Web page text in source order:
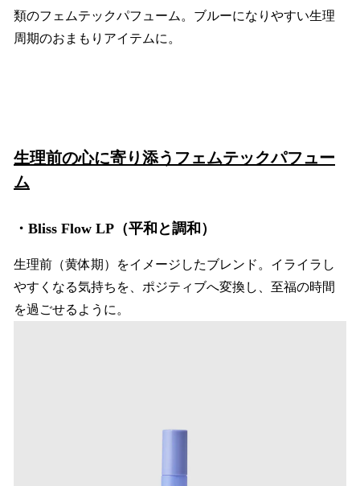
類のフェムテックパフューム。ブルーになりやすい生理
周期のおまもりアイテムに。
生理前の心に寄り添うフェムテックパフュー
ム
・ Bliss Flow LP（平和と調和）
生理前（黄体期）をイメージしたブレンド。イライラし
やすくなる気持ちを、ポジティブへ変換し、至福の時間
を過ごせるように。